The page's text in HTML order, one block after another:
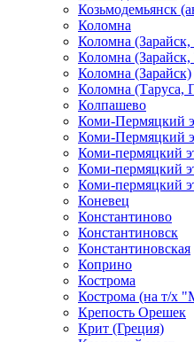
Козьмодемьянск
Коломна
Коломна
Коломна (Зарайск,
Коломна (Зарайск)
Коломна (Таруса,
Колпашево
Коми-Пермяцкий
Коми-Пермяцкий
Коми-пермяцкий
Коми-пермяцкий
Коми-пермяцкий
Коневец
Константиново
Константиновск
Константиновская
Коприно
Кострома
Кострома (на т/х
Крепость Орешек
Крит (Греция)